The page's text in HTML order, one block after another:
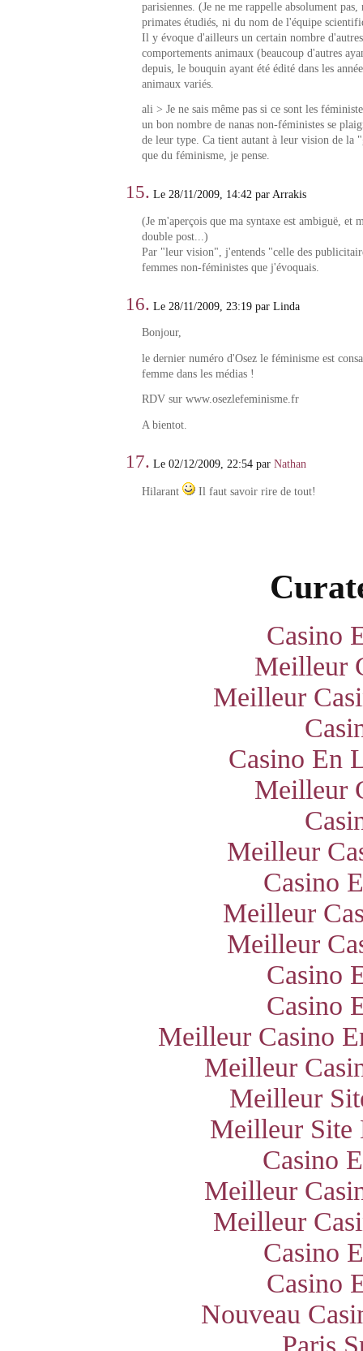
parisiennes. (Je ne me rappelle absolument pas,
primates étudiés, ni du nom de l'équipe
Il y évoque d'ailleurs un certain nombre d'autres
comportements animaux (beaucoup d'autres
depuis, le bouquin ayant été édité dans les
animaux variés.
ali > Je ne sais même pas si ce sont les
un bon nombre de nanas non-féministes se
de leur type. Ca tient autant à leur vision de la
que du féminisme, je pense.
15. Le 28/11/2009, 14:42 par Arrakis
(Je m'aperçois que ma syntaxe est ambiguë, et
double post...)
Par "leur vision", j'entends "celle des
femmes non-féministes que j'évoquais.
16. Le 28/11/2009, 23:19 par Linda
Bonjour,
le dernier numéro d'Osez le féminisme est
femme dans les médias !
RDV sur www.osezlefeminisme.fr
A bientot.
17. Le 02/12/2009, 22:54 parNathan
Hilarant Il faut savoir rire de tout!
Casino
Meilleur
Meilleur
Casino En
Meilleur
Meilleur
Casino
Meilleur
Meilleur
Casino
Casino
Meilleur Casino
Meilleur
Meilleur
Meilleur Site
Casino
Meilleur
Meilleur
Casino
Casino
Nouveau
Paris